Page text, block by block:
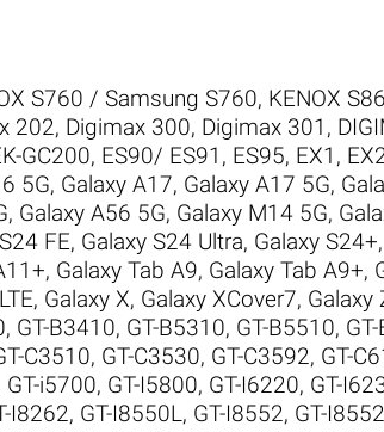
S760 / Samsung S760, KENOX
202, Digimax 300, Digimax 301 ,
GC200, ES90/ ES91 , ES95, EX1 ,
5G, Galaxy A17, Galaxy A17 5G,
, Galaxy A56 5G, Galaxy M14 5G,
FE, Galaxy S24 Ultra, Galaxy S24+,
, Galaxy Tab A9, Galaxy Tab A9+,
, Galaxy X, Galaxy XCover7, Galaxy
, GT-B3410, GT-B5310, GT-B5510,
C3510, GT-C3530, GT-C3592, GT-
GT-i5700, GT-I5800, GT-I6220, GT-
I8262, GT-I8550L, GT-I8552, GT-